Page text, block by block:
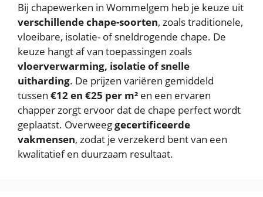
Bij chapewerken in Wommelgem heb je keuze uit
verschillende chape-soorten, zoals traditionele,
vloeibare, isolatie- of sneldrogende chape. De
keuze hangt af van toepassingen zoals
vloerverwarming, isolatie of snelle
uitharding. De prijzen variëren gemiddeld
tussen €12 en €25 per m² en een ervaren
chapper zorgt ervoor dat de chape perfect wordt
geplaatst. Overweeggecertificeerde
vakmensen, zodat je verzekerd bent van een
kwalitatief en duurzaam resultaat.